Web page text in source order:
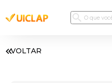
VOLTAR